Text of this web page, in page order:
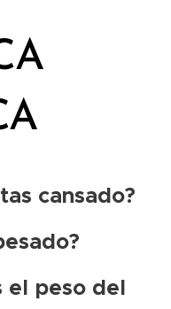
cansado?
el peso del